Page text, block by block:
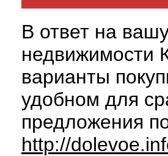
В ответ на
недвижимости
варианты
удобном для
предложения
http://